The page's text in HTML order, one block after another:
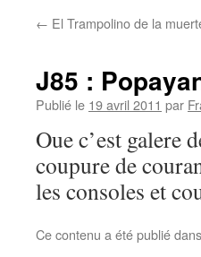
← El Trampolino de la
J85 :
Publié le 19 avril 2011 par
Oue c’est galere
coupure de
les consoles et
Ce contenu a été publié dans